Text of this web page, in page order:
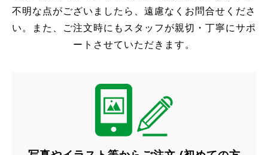
不明な点がございましたら、遠慮なくお問合せくださ
い。
また、ご注文時にもスタッフが親切・丁寧にサポ
ートさせていただきます。